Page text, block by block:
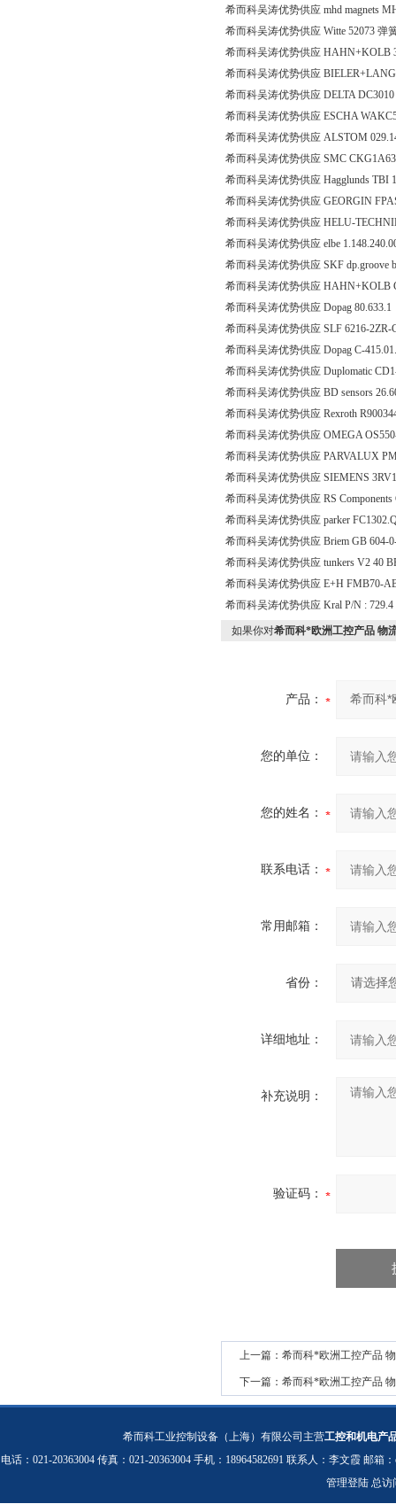
希而科吴涛优势供应 mhd magnets
希而科吴涛优势供应 Witte 52073 弹
希而科吴涛优势供应 HAHN+KOLB
希而科吴涛优势供应
希而科吴涛优势供应 DELTA DC3010
希而科吴涛优势供应 ESCHA
希而科吴涛优势供应 ALSTOM
希而科吴涛优势供应 SMC
希而科吴涛优势供应 Hagglunds TBI
希而科吴涛优势供应 GEORGIN
希而科吴涛优势供应 HELU-
希而科吴涛优势供应 elbe
希而科吴涛优势供应 SKF dp.groove
希而科吴涛优势供应 HAHN+KOLB
希而科吴涛优势供应 Dopag 80.633.1
希而科吴涛优势供应 SLF 6216-2ZR-
希而科吴涛优势供应 Dopag C-
希而科吴涛优势供应 Duplomatic
希而科吴涛优势供应 BD sensors
希而科吴涛优势供应 Rexroth
希而科吴涛优势供应 OMEGA
希而科吴涛优势供应 PARVALUX
希而科吴涛优势供应 SIEMENS
希而科吴涛优势供应 RS
希而科吴涛优势供应 parker
希而科吴涛优势供应 Briem GB 604-
希而科吴涛优势供应 tunkers V2 40
希而科吴涛优势供应 E+H FMB70-
希而科吴涛优势供应 Kral P/N :
如果你对希而科*欧洲工控产品 物
产品：
您的单位：
您的姓名：
联系电话：
常用邮箱：
省份：
详细地址：
补充说明：
验证码：
上一篇： 希而科*欧洲工控产品 物
下一篇： 希而科*欧洲工控产品 物
希而科工业控制设备（上海）有限公司主营工控和机电产
电话：021-20363004 传真：021-20363004 手机：18964582691 联系人：李文霞 邮箱：
管理登陆 总访